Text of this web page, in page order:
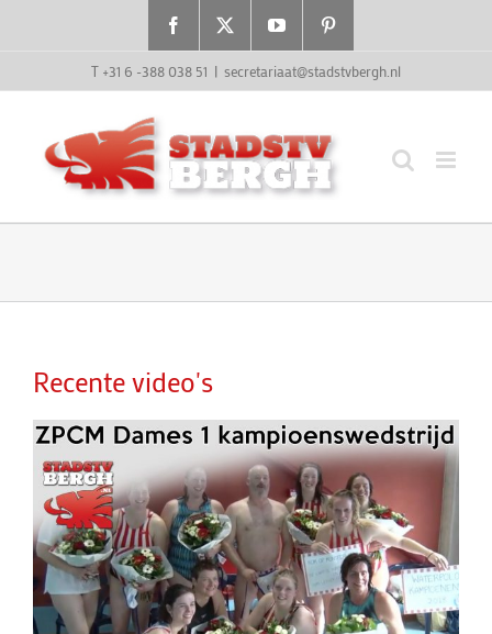
Facebook YouTube
T +31 6 -388 038 51 | secretariaat@stadstvbergh.nl
Recente video's